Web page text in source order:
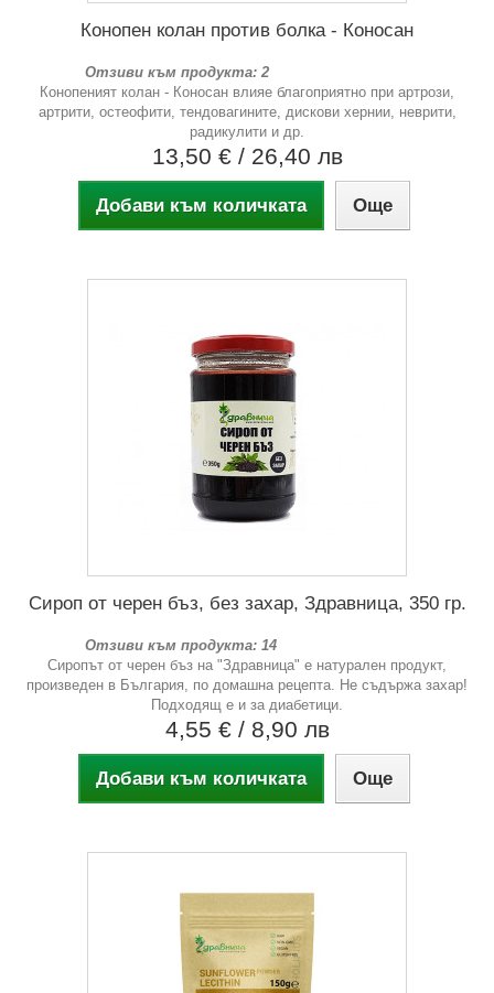
Конопен колан против болка - Коносан
Отзиви към продукта: 2
Конопеният колан - Коносан влияе благоприятно при артрози,
артрити, остеофити, тендовагините, дискови хернии, неврити,
радикулити и др.
13,50 € / 26,40 лв
Добави към количката Още
Сироп от черен бъз, без захар, Здравница, 350 гр.
Отзиви към продукта: 14
Сиропът от черен бъз на "Здравница" е натурален продукт,
произведен в България, по домашна рецепта. Не съдържа захар!
Подходящ е и за диабетици.
4,55 € / 8,90 лв
Добави към количката Още